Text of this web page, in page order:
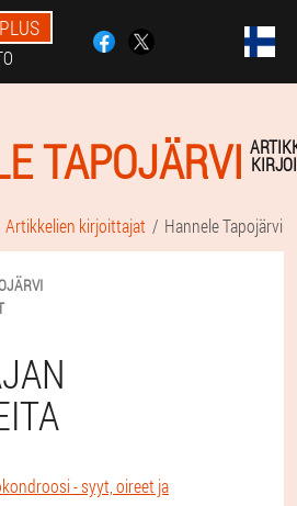
TAPOJÄRVI
Artikkelien kirjoittajat Hannele Tapojärvi
- syyt, oireet ja